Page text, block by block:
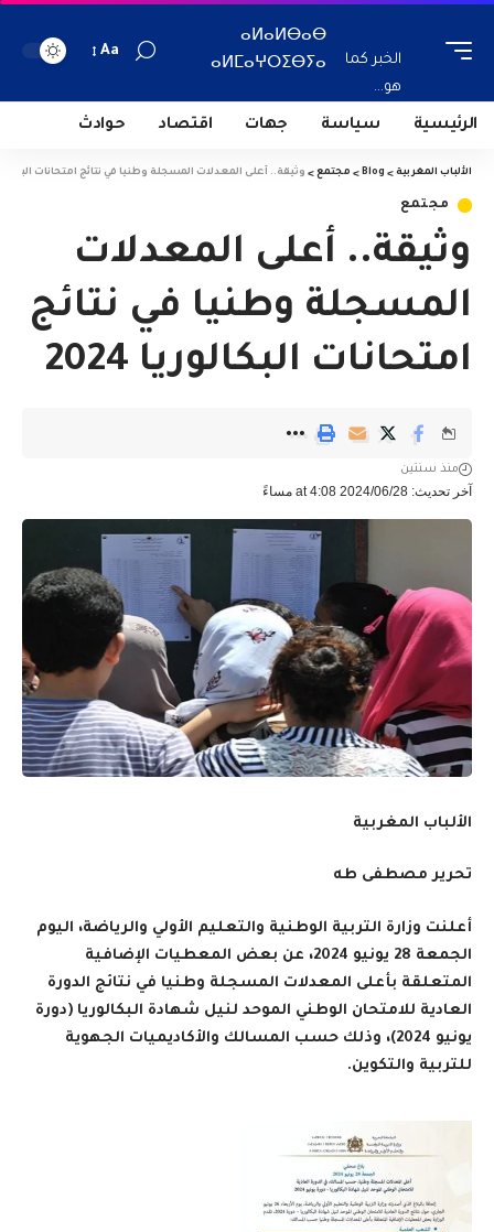
الخبر كما
هو...
ⴰⵍⴰⵍⴱⴰⴱ
ⴰⵍⵎⴰⵖⵔⵉⴱⵢⴰ
Aa
الرئيسية سياسة جهات اقتصاد حوادث
الألباب المغربية >
Blog
> مجتمع > وثيقة.. أعلى المعدلات المسجلة وطنيا في نتائج امتحانات البكالوريا
مجتمع
وثيقة.. أعلى المعدلات
المسجلة وطنيا في نتائج
امتحانات البكالوريا 2024
آخر تحديث: 2024/06/28 at 4:08 مساءً
منذ سنتين
الألباب المغربية
تحرير مصطفى طه
أعلنت وزارة التربية الوطنية والتعليم الأولي والرياضة، اليوم
الجمعة 28 يونيو 2024، عن بعض المعطيات الإضافية
المتعلقة بأعلى المعدلات المسجلة وطنيا في نتائج الدورة
العادية للامتحان الوطني الموحد لنيل شهادة البكالوريا (دورة
يونيو 2024)، وذلك حسب المسالك والأكاديميات الجهوية
للتربية والتكوين.